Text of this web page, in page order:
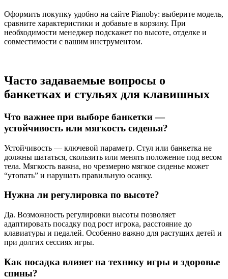
Оформить покупку удобно на сайте Pianoby: выберите модель,
сравните характеристики и добавьте в корзину. При
необходимости менеджер подскажет по высоте, отделке и
совместимости с вашим инструментом.
Часто задаваемые вопросы о
банкетках и стульях для клавишных
Что важнее при выборе банкетки —
устойчивость или мягкость сиденья?
Устойчивость — ключевой параметр. Стул или банкетка не
должны шататься, скользить или менять положение под весом
тела. Мягкость важна, но чрезмерно мягкое сиденье может
“утопать” и нарушать правильную осанку.
Нужна ли регулировка по высоте?
Да. Возможность регулировки высоты позволяет
адаптировать посадку под рост игрока, расстояние до
клавиатуры и педалей. Особенно важно для растущих детей и
при долгих сессиях игры.
Как посадка влияет на технику игры и здоровье
спины?